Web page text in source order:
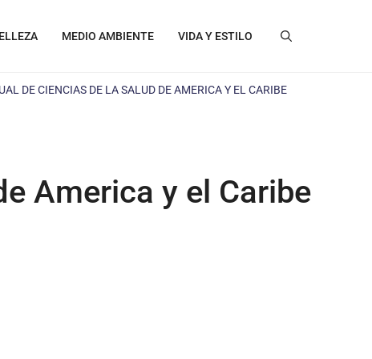
MEDIO AMBIENTE VIDA Y ESTILO
DE CIENCIAS DE LA SALUD DE AMERICA Y EL CARIBE
America y el Caribe